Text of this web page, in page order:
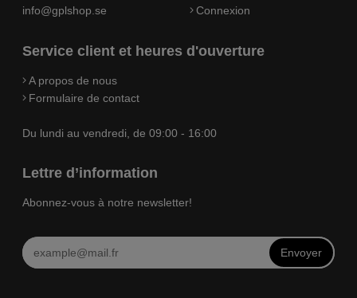
info@gplshop.se
Connexion
Service client et heures d'ouverture
A propos de nous
Formulaire de contact
Du lundi au vendredi, de 09:00 - 16:00
Lettre d’information
Abonnez-vous à notre newsletter!
Envoyer